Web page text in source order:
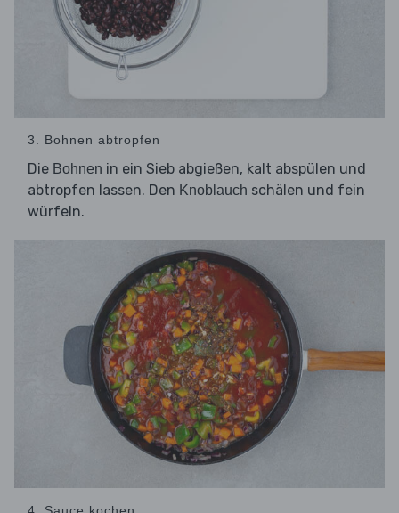
3. Bohnen abtropfen
Die Bohnen in ein Sieb abgießen, kalt abspülen und
abtropfen lassen. Den Knoblauch schälen und fein
würfeln.
4. Sauce kochen